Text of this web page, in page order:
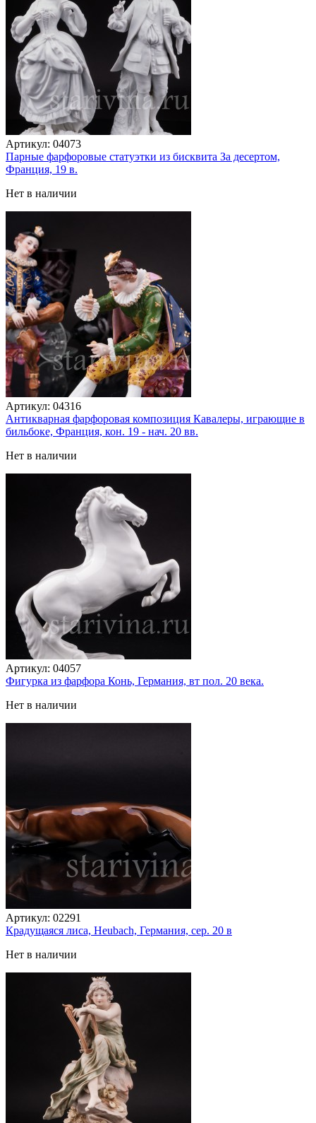
Артикул: 04073
Парные фарфоровые статуэтки из бисквита За десертом,
Франция, 19 в.
Нет в наличии
Артикул: 04316
Антикварная фарфоровая композиция Кавалеры, играющие в
бильбоке, Франция, кон. 19 - нач. 20 вв.
Нет в наличии
Артикул: 04057
Фигурка из фарфора Конь, Германия, вт пол. 20 века.
Нет в наличии
Артикул: 02291
Крадущаяся лиса, Heubach, Германия, сер. 20 в
Нет в наличии